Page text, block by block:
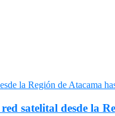
satelital desde la